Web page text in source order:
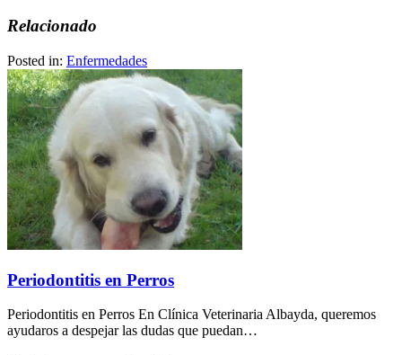
Relacionado
Posted in: Enfermedades
Periodontitis en Perros
Periodontitis en Perros En Clínica Veterinaria Albayda, queremos
ayudaros a despejar las dudas que puedan…